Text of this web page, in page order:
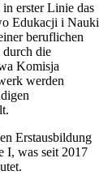
erster Linie das
Edukacji i Nauki
beruflichen
die
Komisja
werden
Erstausbildung
I, was seit 2017